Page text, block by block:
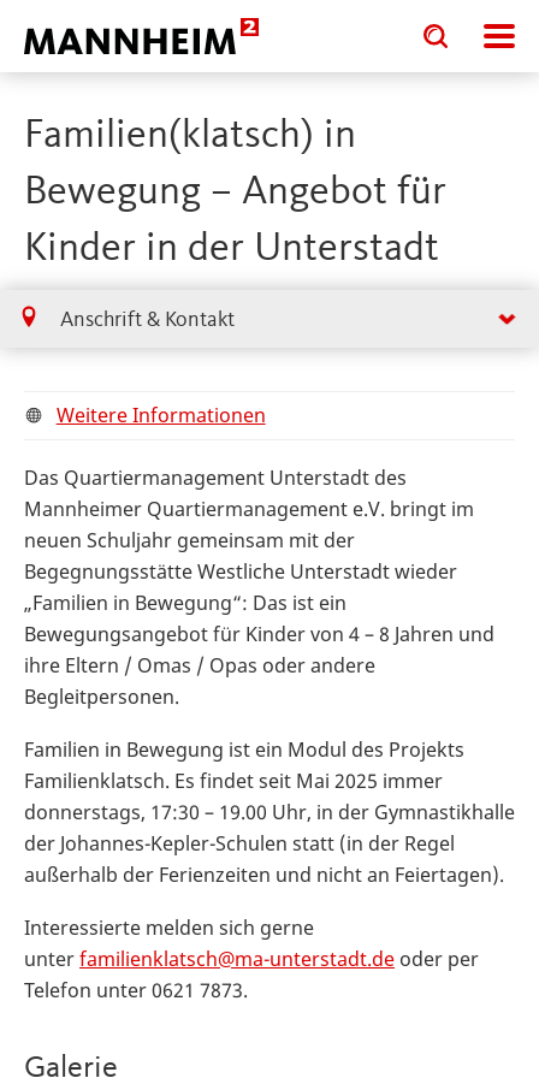
Toggle
search
input
Toggle
search
input
Familien(klatsch) in
Bewegung – Angebot für
Kinder in der Unterstadt
Anschrift & Kontakt
Weitere Informationen
Das Quartiermanagement Unterstadt des
Mannheimer Quartiermanagement e.V. bringt im
neuen Schuljahr gemeinsam mit der
Begegnungsstätte Westliche Unterstadt wieder
„Familien in Bewegung“: Das ist ein
Bewegungsangebot für Kinder von 4 – 8 Jahren und
ihre Eltern / Omas / Opas oder andere
Begleitpersonen.
Familien in Bewegung ist ein Modul des Projekts
Familienklatsch. Es findet seit Mai 2025 immer
donnerstags, 17:30 – 19.00 Uhr, in der Gymnastikhalle
der Johannes-Kepler-Schulen statt (in der Regel
außerhalb der Ferienzeiten und nicht an Feiertagen).
Interessierte melden sich gerne
unterfamilienklatsch@ma-unterstadt.de oder per
Telefon unter 0621 7873.
Galerie